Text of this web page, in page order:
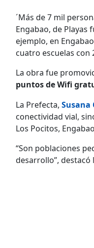
´Más de 7 mil
Engabao, de
ejemplo, en
cuatro escuelas con
La obra fue
puntos de Wifi
La Prefecta, Susana
conectividad vial,
Los Pocitos,
“Son poblaciones
desarrollo”, destacó